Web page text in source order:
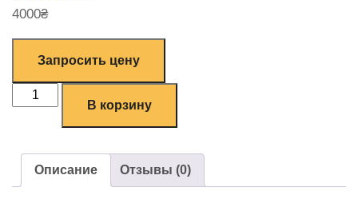
4000₴
Запросить цену
В корзину
Описание Отзывы (0)